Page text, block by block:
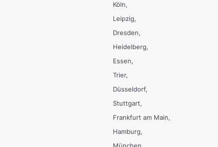
Köln
Leipzig
Dresden
Heidelberg
Essen
Trier
Düsseldorf
Stuttgart
Frankfurt am Main
Hamburg